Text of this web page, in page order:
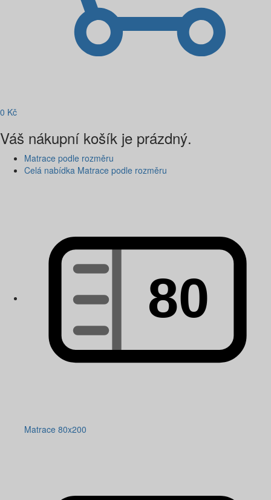
0 Kč
Váš nákupní košík je prázdný.
Matrace podle rozměru
Celá nabídka Matrace podle rozměru
Matrace 80x200